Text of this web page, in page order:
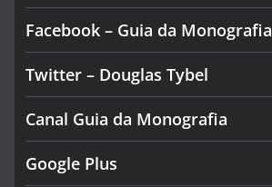
Facebook – Guia da Monografia
Twitter – Douglas Tybel
Canal Guia da Monografia
Google Plus